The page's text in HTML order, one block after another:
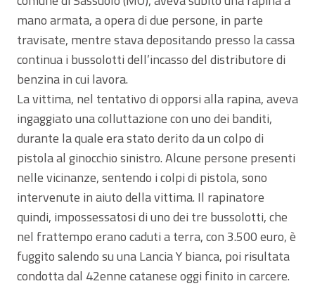
mano armata, a opera di due persone, in parte
travisate, mentre stava depositando presso la cassa
continua i bussolotti dell’incasso del distributore di
benzina in cui lavora.
La vittima, nel tentativo di opporsi alla rapina, aveva
ingaggiato una colluttazione con uno dei banditi,
durante la quale era stato derito da un colpo di
pistola al ginocchio sinistro. Alcune persone presenti
nelle vicinanze, sentendo i colpi di pistola, sono
intervenute in aiuto della vittima. Il rapinatore
quindi, impossessatosi di uno dei tre bussolotti, che
nel frattempo erano caduti a terra, con 3.500 euro, è
fuggito salendo su una Lancia Y bianca, poi risultata
condotta dal 42enne catanese oggi finito in carcere.